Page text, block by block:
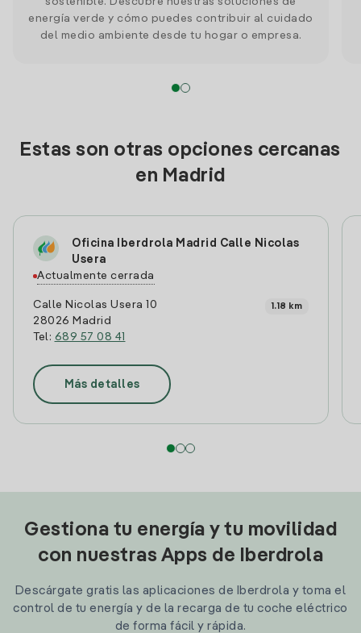
energía verde y cómo puedes contribuir al cuidado
del medio ambiente desde tu hogar o empresa.
Estas son otras opciones cercanas
en Madrid
Oficina Iberdrola Madrid Calle Nicolas
Usera
Actualmente cerrada
Calle Nicolas Usera 10
28026 Madrid
Tel: 689 57 08 41
1.18 km
Más detalles
Gestiona tu energía y tu movilidad
con nuestras Apps de Iberdrola
Descárgate gratis las aplicaciones de Iberdrola y toma el
control de tu energía y de la recarga de tu coche eléctrico
de forma fácil y rápida.